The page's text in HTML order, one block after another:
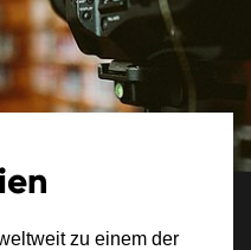
zu einem der